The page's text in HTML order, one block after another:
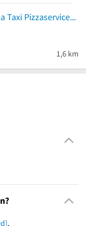
Angelo`s Pizza Taxi Pizzaservice
1,6 km
.